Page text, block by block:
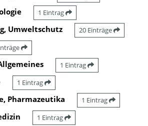
1 Eintrag
Umweltschutz 20 Einträge
1 Eintrag
1 Eintrag
Pharmazeutika 1 Eintrag
1 Eintrag